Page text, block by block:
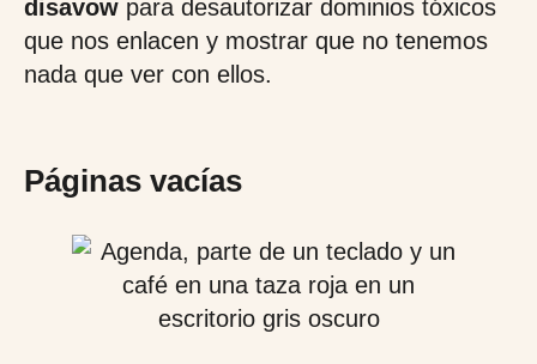
disavow para desautorizar dominios tóxicos
que nos enlacen y mostrar que no tenemos
nada que ver con ellos.
Páginas vacías